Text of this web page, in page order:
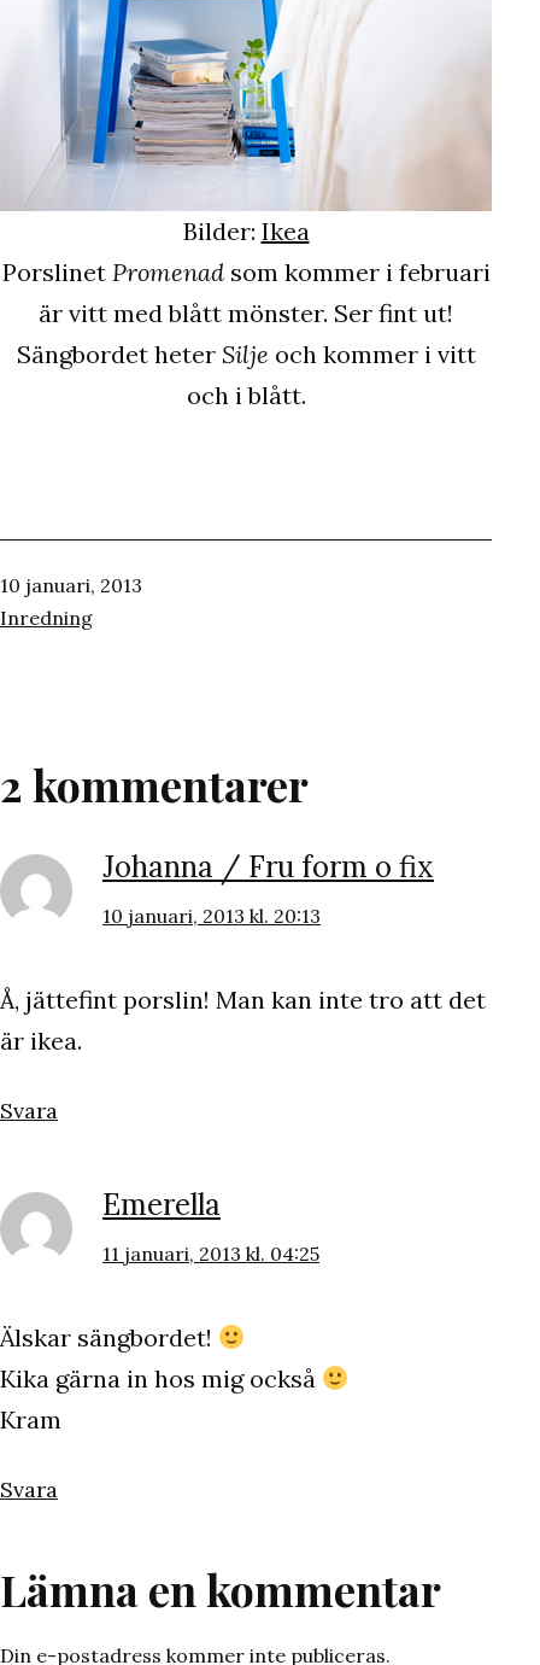
Bilder: Ikea
Porslinet Promenadsom kommer i februari
är vitt med blått mönster. Ser fint ut!
Sängbordet heter Silje och kommer i vitt
och i blått.
Publicerat
den
10 januari, 2013
Kategoriserat
Inredning
2 kommentarer
Johanna / Fru form o fix
10 januari, 2013 kl. 20:13
Å, jättefint porslin! Man kan inte tro att det
är ikea.
Svara
Emerella
11 januari, 2013 kl. 04:25
Älskar sängbordet!
Kika gärna in hos mig också
Kram
Svara
Lämna en kommentar
Din e-postadress kommer inte publiceras.